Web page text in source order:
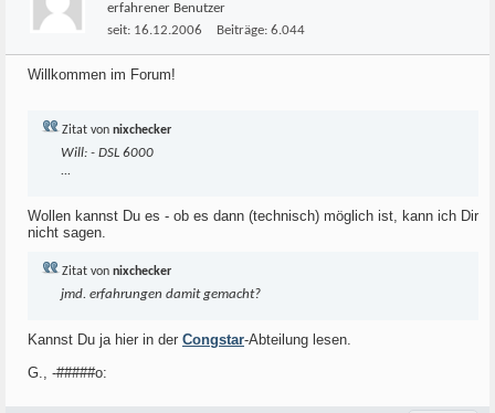
erfahrener Benutzer
seit: 16.12.2006 Beiträge: 6.044
Willkommen im Forum!
Zitat von nixchecker
Will: - DSL 6000
...
Wollen kannst Du es - ob es dann (technisch) möglich ist, kann ich Dir
nicht sagen.
Zitat von nixchecker
jmd. erfahrungen damit gemacht?
Kannst Du ja hier in der Congstar-Abteilung lesen.
G., -#####o: